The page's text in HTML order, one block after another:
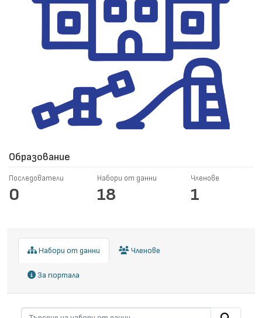
Образование
Последователи
0
Набори от данни
18
Членове
1
Набори от данни Членове
За портала